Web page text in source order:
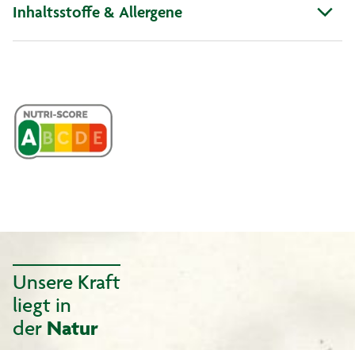
Inhaltsstoffe & Allergene
Unsere Kraft
liegt in
der Natur